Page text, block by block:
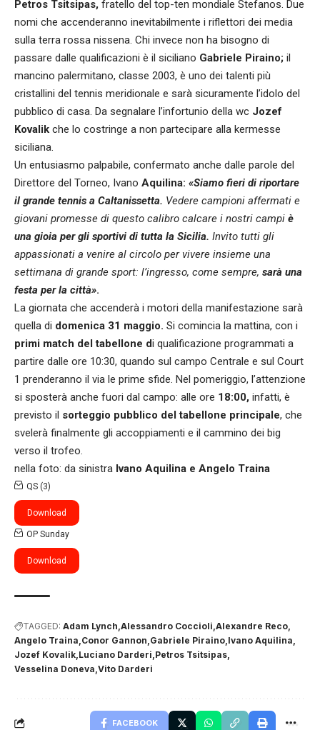
Petros Tsitsipas, fratello del top-ten mondiale Stefanos. Due
nomi che accenderanno inevitabilmente i riflettori dei media
sulla terra rossa nissena. Chi invece non ha bisogno di
passare dalle qualificazioni è il siciliano Gabriele Piraino; il
mancino palermitano, classe 2003, è uno dei talenti più
cristallini del tennis meridionale e sarà sicuramente l’idolo del
pubblico di casa. Da segnalare l’infortunio della wc Jozef
Kovalik che lo costringe a non partecipare alla kermesse
siciliana.
Un entusiasmo palpabile, confermato anche dalle parole del
Direttore del Torneo, Ivano Aquilina: «Siamo fieri di riportare
il grande tennis a Caltanissetta. Vedere campioni affermati e
giovani promesse di questo calibro calcare i nostri campi è
una gioia per gli sportivi di tutta la Sicilia. Invito tutti gli
appassionati a venire al circolo per vivere insieme una
settimana di grande sport: l’ingresso, come sempre, sarà una
festa per la città».
La giornata che accenderà i motori della manifestazione sarà
quella di domenica 31 maggio. Si comincia la mattina, con i
primi match del tabellone di qualificazione programmati a
partire dalle ore 10:30, quando sul campo Centrale e sul Court
1 prenderanno il via le prime sfide. Nel pomeriggio, l’attenzione
si sposterà anche fuori dal campo: alle ore 18:00, infatti, è
previsto il sorteggio pubblico del tabellone principale, che
svelerà finalmente gli accoppiamenti e il cammino dei big
verso il trofeo.
nella foto: da sinistra Ivano Aquilina e Angelo Traina
QS (3)
Download
OP Sunday
Download
TAGGED: Adam Lynch Alessandro Coccioli Alexandre Reco
Angelo Traina Conor Gannon Gabriele Piraino Ivano Aquilina
Jozef Kovalik Luciano Darderi Petros Tsitsipas
Vesselina Doneva Vito Darderi
FACEBOOK